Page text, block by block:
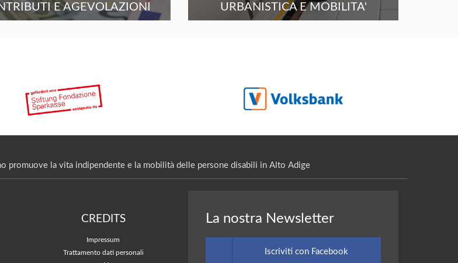
E AGEVOLAZIONI URBANISTICA E MOBILITA'
promuove la vita indipendente e la mobilità delle persone disabili in Alto Adige
CREDITS
Impressum
Trattamento dati personali
La nostra Newsletter
Iscriviti con Facebook